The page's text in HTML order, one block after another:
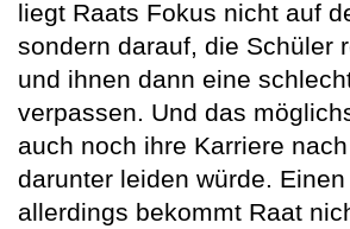
liegt Raats Fokus nicht auf
sondern darauf, die Schüler
und ihnen dann eine
verpassen. Und das
auch noch ihre Karriere
darunter leiden würde.
allerdings bekommt Raat